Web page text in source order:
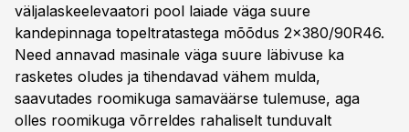
väljalaskeelevaatori pool laiade väga suure
kandepinnaga topeltratastega mõõdus 2x380/90R46.
Need annavad masinale väga suure läbivuse ka
rasketes oludes ja tihendavad vähem mulda,
saavutades roomikuga samaväärse tulemuse, aga
olles roomikuga võrreldes rahaliselt tunduvalt